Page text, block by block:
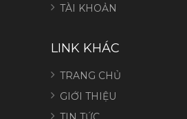
TÀI KHOẢN
LINK KHÁC
TRANG CHỦ
GIỚI THIỆU